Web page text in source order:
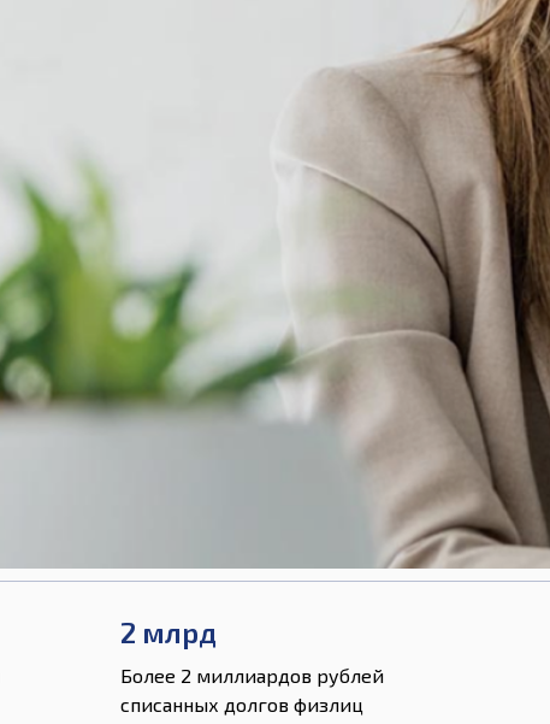
2 млрд
Более 2 миллиардов рублей
списанных долгов физлиц